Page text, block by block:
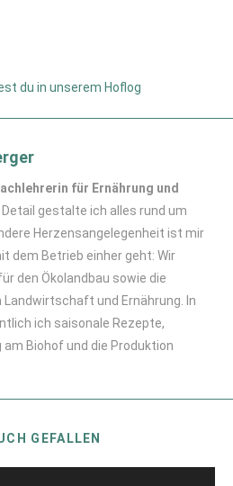
du in unserem Hoflog
für Ernährung und
gestalte ich alles rund um
Herzensangelegenheit ist mir
dem Betrieb einher geht: Wir
den Ökolandbau sowie die
und Ernährung. In
ich saisonale Rezepte,
am Biohof und die Produktion
GEFALLEN